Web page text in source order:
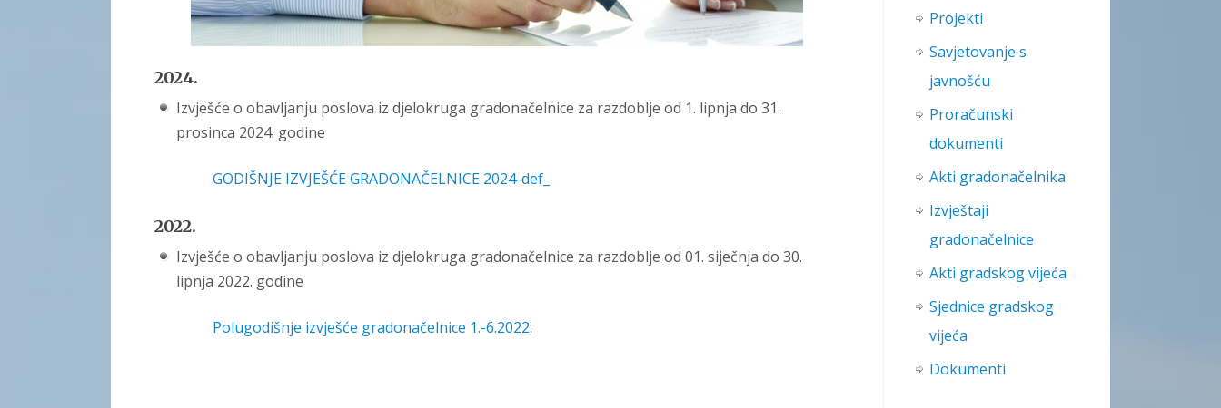
2024.
Izvješće o obavljanju poslova iz djelokruga gradonačelnice za razdoblje od 1. lipnja do 31.
prosinca 2024. godine
GODIŠNJE IZVJEŠĆE GRADONAČELNICE 2024-def_
2022.
Izvješće o obavljanju poslova iz djelokruga gradonačelnice za razdoblje od 01. siječnja do 30.
lipnja 2022. godine
Polugodišnje izvješće gradonačelnice 1.-6.2022.
Projekti
Savjetovanje s
javnošću
Proračunski
dokumenti
Akti gradonačelnika
Izvještaji
gradonačelnice
Akti gradskog vijeća
Sjednice gradskog
vijeća
Dokumenti